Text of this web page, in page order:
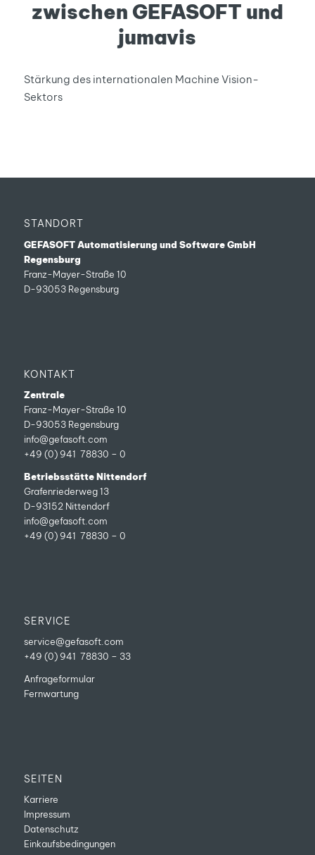
zwischen GEFASOFT und
jumavis
Stärkung des internationalen Machine Vision-
Sektors
STANDORT
GEFASOFT Automatisierung und Software GmbH
Regensburg
Franz-Mayer-Straße 10
D-93053 Regensburg
KONTAKT
Zentrale
Franz-Mayer-Straße 10
D-93053 Regensburg
info@gefasoft.com
+49 (0) 941 78830 – 0
Betriebsstätte Nittendorf
Grafenriederweg 13
D-93152 Nittendorf
info@gefasoft.com
+49 (0) 941 78830 – 0
SERVICE
service@gefasoft.com
+49 (0) 941 78830 – 33
Anfrageformular
Fernwartung
SEITEN
Karriere
Impressum
Datenschutz
Einkaufsbedingungen